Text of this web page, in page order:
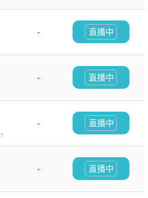
-
直播中
-
直播中
-
直播中
-
直播中